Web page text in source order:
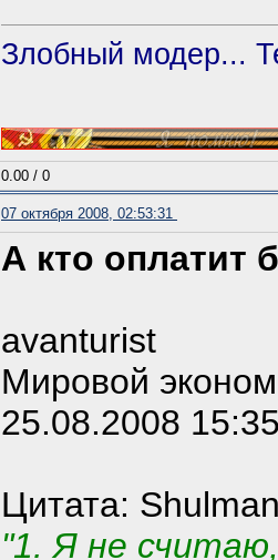
Злобный модер...
0.00 / 0
07 октября 2008, 02:53:31
А кто оплатит
avanturist
Мировой
25.08.2008
Цитата:
"1. Я не